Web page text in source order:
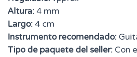
Altura: 4 mm
Largo: 4 cm
Instrumento recomendado:
Tipo de paquete del seller: Con